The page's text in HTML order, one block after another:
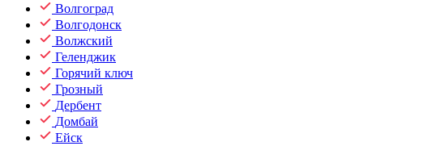
Волгоград
Волгодонск
Волжский
Геленджик
Горячий ключ
Грозный
Дербент
Домбай
Ейск